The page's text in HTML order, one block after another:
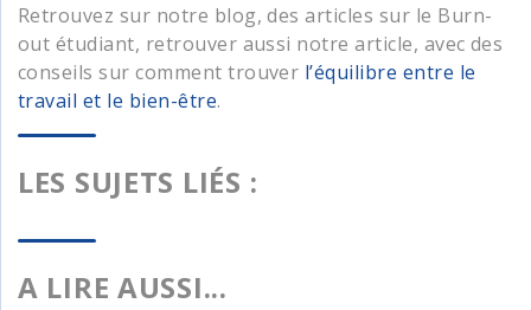
Retrouvez sur notre blog, des articles sur le Burn-
out étudiant, retrouver aussi notre article, avec des
conseils sur comment trouver l’équilibre entre le
travail et le bien-être.
LES SUJETS LIÉS :
A LIRE AUSSI...